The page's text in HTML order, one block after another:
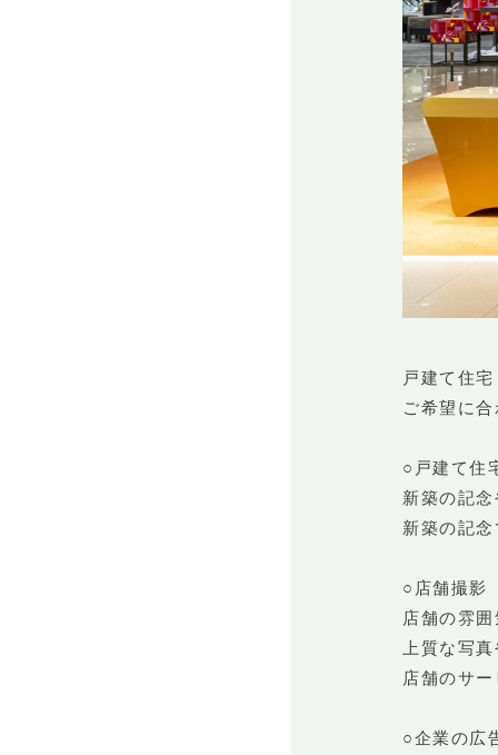
戸建て住
ご希望に
○戸建て住
新築の記
新築の記
○店舗撮影
店舗の雰
上質な写
店舗のサ
○企業の広